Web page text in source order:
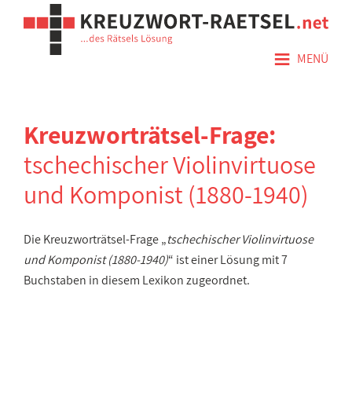
≡ MENÜ
Kreuzworträtsel-Frage:
tschechischer Violinvirtuose
und Komponist (1880-1940)
Die Kreuzworträtsel-Frage „tschechischer Violinvirtuose
und Komponist (1880-1940)“ ist einer Lösung mit 7
Buchstaben in diesem Lexikon zugeordnet.